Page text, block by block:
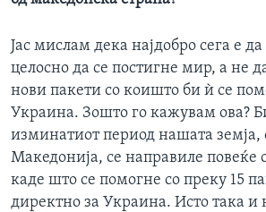
Јас мислам дека најдобро сега е да
целосно да се постигне мир, а не
нови пакети со коишто би ѝ се
Украина. Зошто го кажувам ова?
изминатиот период нашата земја,
Македонија, се направиле повеќе
каде што се помогне со преку 15
директно за Украина. Исто така и